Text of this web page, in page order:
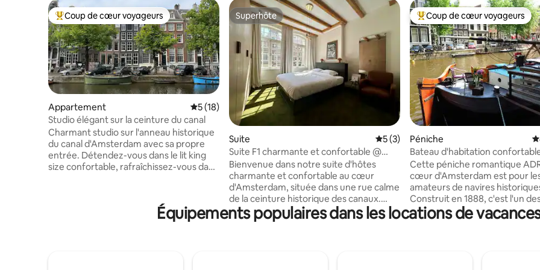
Coups de cœur voyageurs les plus appréciés
Coup de cœur voyageurs
Appartement Évaluation moyenne sur la base de 18 commentaires : 5 sur 5
5 (18)
Studio élégant sur la ceinture du canal
Charmant studio sur l'anneau historique
du canal d'Amsterdam avec sa propre
entrée. Détendez-vous dans le lit king
size confortable, rafraîchissez-vous dans
de votre café du matin, de votre cuisine
légère ou d'une séance de travail paisible
à distance avec lumière naturelle et Wi-Fi
Superhôte
Superhôte
Suite Évaluation moyenne sur la base de 3
5 (3)
Suite F1 charmante et confortable @
AMS Centre-ville
Bienvenue dans notre suite d'hôtes
charmante et confortable au cœur
d'Amsterdam, située dans une rue calme
de la ceinture historique des canaux.
Leidseplein, avec ses cafés, bars,
restaurants et lieux de divertissement
Coups de cœur voyageurs les
Coup de cœur voyageurs
Péniche
Bateau d'habitation
parking dans le centre
Cette péniche romantique
cœur d'Amsterdam est pour
amateurs de navires
Construit en 1888, c'est l'un
anciens bateaux d'Amsterdam
situé dans le Jordaan, près de
salle de bain séparée et d’une
Équipements populaires dans les locations de